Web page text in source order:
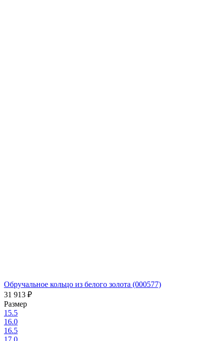
Обручальное кольцо из белого золота (000577)
31 913 ₽
Размер
15.5
16.0
16.5
17.0